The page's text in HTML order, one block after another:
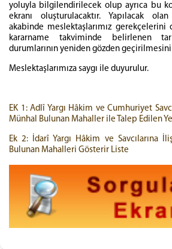
yoluyla bilgilendirilecek olup ayrıca bu
ekranı oluşturulacaktır. Yapılacak
akabinde meslektaşlarımız
kararname takviminde belirlenen
durumlarının yeniden gözden
Meslektaşlarımıza saygı ile duyurulur.
EK 1: Adlî Yargı Hâkim ve Cumhuriyet
Münhal Bulunan Mahaller ile Talep Edilen
Ek 2: İdarî Yargı Hâkim ve Savcılarına
Bulunan Mahalleri Gösterir Liste